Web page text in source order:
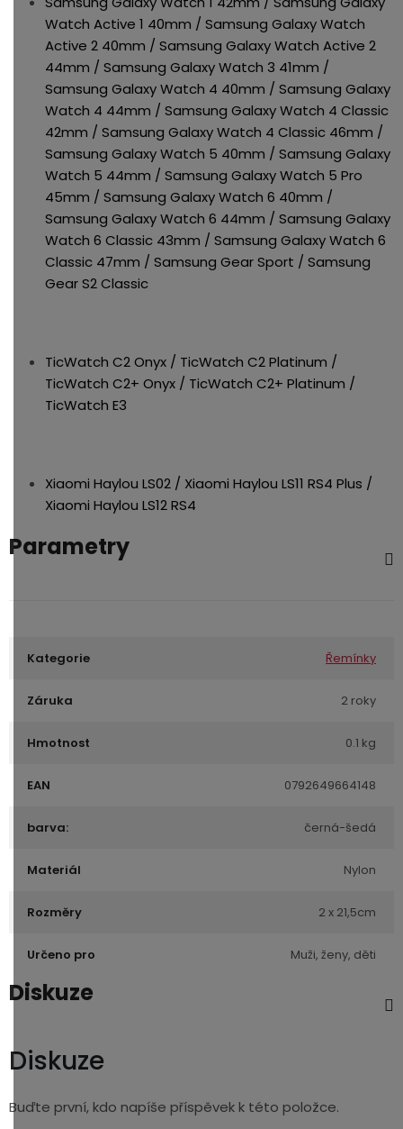
Watch Active 1 40mm / Samsung Galaxy Watch
Active 2 40mm / Samsung Galaxy Watch Active 2
44mm / Samsung Galaxy Watch 3 41mm /
Samsung Galaxy Watch 4 40mm / Samsung Galaxy
Watch 4 44mm / Samsung Galaxy Watch 4 Classic
42mm / Samsung Galaxy Watch 4 Classic 46mm /
Samsung Galaxy Watch 5 40mm / Samsung Galaxy
Watch 5 44mm / Samsung Galaxy Watch 5 Pro
45mm / Samsung Galaxy Watch 6 40mm /
Samsung Galaxy Watch 6 44mm / Samsung Galaxy
Watch 6 Classic 43mm / Samsung Galaxy Watch 6
Classic 47mm / Samsung Gear Sport / Samsung
Gear S2 Classic
TicWatch C2 Onyx / TicWatch C2 Platinum /
TicWatch C2+ Onyx / TicWatch C2+ Platinum /
TicWatch E3
Xiaomi Haylou LS02 / Xiaomi Haylou LS11 RS4 Plus /
Xiaomi Haylou LS12 RS4
Parametry
Kategorie Řemínky
Záruka 2 roky
Hmotnost 0.1 kg
EAN 0792649664148
barva: černá-šedá
Materiál Nylon
Rozměry 2 x 21,5cm
Určeno pro Muži, ženy, děti
Diskuze
Diskuze
Buďte první, kdo napíše příspěvek k této položce.